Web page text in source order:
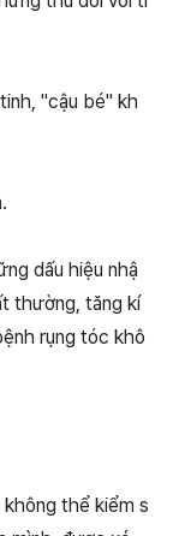
"cậu bé" kh
dấu hiệu nhậ
thường, tăng kí
rụng tóc khô
thể kiểm s